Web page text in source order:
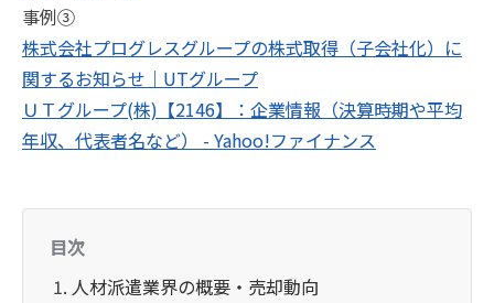
事例③
株式会社プログレスグループの株式取得（子会社化）に
関するお知らせ｜UTグループ
ＵＴグループ(株)【2146】：企業情報（決算時期や平均
年収、代表者名など） - Yahoo!ファイナンス
目次
人材派遣業界の概要・売却動向